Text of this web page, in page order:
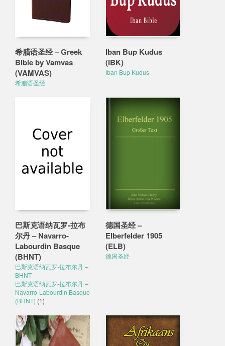
希腊语圣经 – Greek
Bible by Vamvas
(VAMVAS)
希腊语圣经
Iban Bup Kudus
(IBK)
Iban Bup Kudus
巴斯克语纳瓦罗-拉布
尔丹 – Navarro-
Labourdin Basque
(BHNT)
巴斯克语纳瓦罗-拉布尔丹 –
BHNT
巴斯克语纳瓦罗-拉布尔丹 –
Navarro-Labourdin Basque
(BHNT) (1)
德国圣经 –
Elberfelder 1905
(ELB)
德国圣经